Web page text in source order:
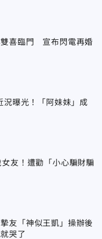
雙喜臨門 宣布閃電再婚
況曝光！「阿妹妹」成
友！遭勸「小心騙財騙
友「神似王凱」操辦後
哭了